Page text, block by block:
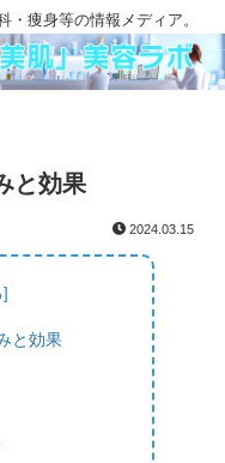
痩身等の情報メディア。
と効果
2024.03.15
と効果